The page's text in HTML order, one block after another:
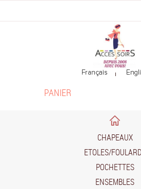
PANIER
CHAPEAUX
ETOLES/
POCHETTES
ENSEMBLES